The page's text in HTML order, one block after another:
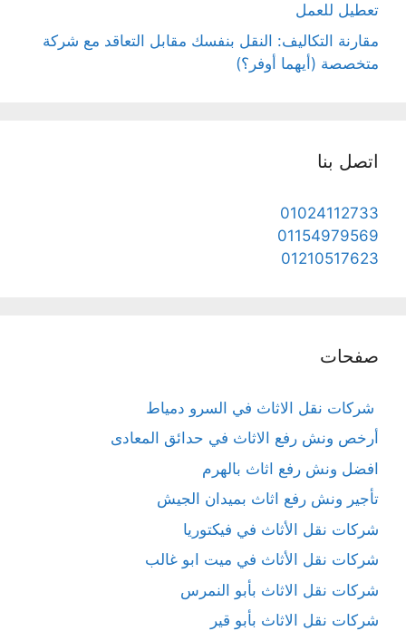
تعطيل للعمل
مقارنة التكاليف: النقل بنفسك مقابل التعاقد مع شركة
متخصصة (أيهما أوفر؟)
اتصل بنا
01024112733
01154979569
01210517623
صفحات
شركات نقل الاثاث في السرو دمياط
أرخص ونش رفع الاثاث في حدائق المعادى
افضل ونش رفع اثاث بالهرم
تأجير ونش رفع اثاث بميدان الجيش
شركات نقل الأثاث في فيكتوريا
شركات نقل الأثاث في ميت ابو غالب
شركات نقل الاثاث بأبو النمرس
شركات نقل الاثاث بأبو قير